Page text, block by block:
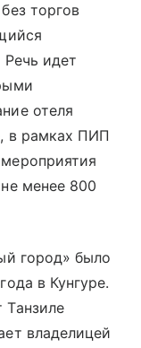
торгов
идет
отеля
в рамках ПИП
менее 800
город» было
в Кунгуре.
Танзиле
владелицей